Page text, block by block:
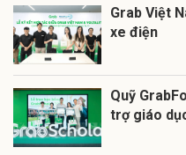
Grab Việt
xe điện
Quỹ
trợ giáo